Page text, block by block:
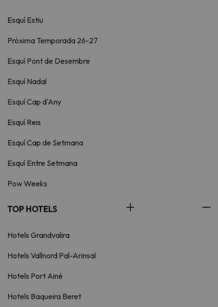
Esquí Estiu
Pròxima Temporada 26-27
Esquí Pont de Desembre
Esquí Nadal
Esquí Cap d'Any
Esquí Reis
Esquí Cap de Setmana
Esquí Entre Setmana
Pow Weeks
TOP HOTELS
Hotels Grandvalira
Hotels Vallnord Pal-Arinsal
Hotels Port Ainé
Hotels Baqueira Beret